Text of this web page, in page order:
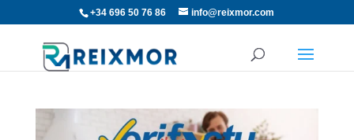
+34 696 50 76 86 info@reixmor.com